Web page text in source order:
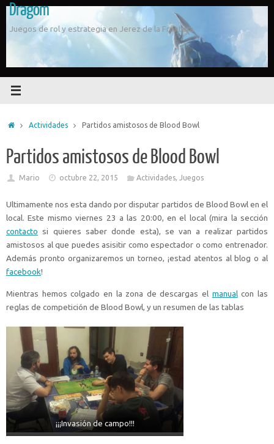
Saltar
contenido
Dragom
Juegos de rol y estrategia en Jerez de la Frontera
InicioActividades Partidos amistosos de Blood Bowl
Partidos amistosos de Blood Bowl
Mario octubre 22, 2015 Actividades, Juegos
Ultimamente nos esta dando por disputar partidos de Blood Bowl en el
local. Este mismo viernes 23 a las 20:00, en el local (mira la sección
contacto si quieres saber donde esta), se van a realizar partidos
amistosos al que puedes asisitir como espectador o como entrenador.
Además pronto organizaremos un torneo, ¡estad atentos al blog o al
facebook!
Mientras hemos colgado en la zona de descargas el manualcon las
reglas de competición de Blood Bowl, y un resumen de las tablas
¡¡¡Invasión de campo!!!